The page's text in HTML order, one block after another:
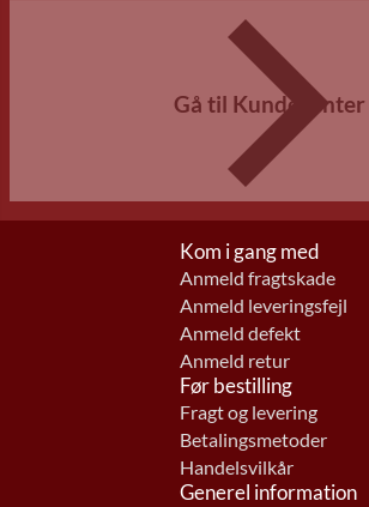
Gå til Kundecenter
Kom i gang med
Anmeld fragtskade
Anmeld leveringsfejl
Anmeld defekt
Anmeld retur
Før bestilling
Fragt og levering
Betalingsmetoder
Handelsvilkår
Generel information